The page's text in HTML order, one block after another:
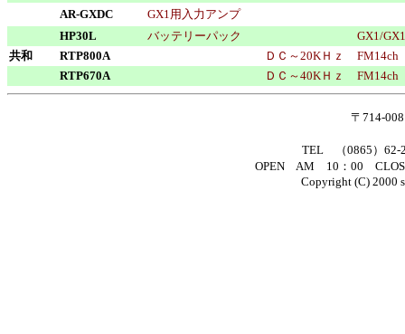
AR-GXDC
GX1用入力アンプ
HP30L
バッテリーパック
GX1/
共和
RTP800A ＤＣ～20KＨｚ
FM14ch
RTP670A
ＤＣ～40KＨｚ FM14ch
〒714-
TEL （0865）
OPEN AM 10：00
Copyright (C) 2000